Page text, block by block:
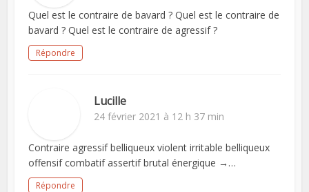
Quel est le contraire de bavard ? Quel est le contraire de
bavard ? Quel est le contraire de agressif ?
Répondre
Lucille
24 février 2021 à 12 h 37 min
Contraire agressif belliqueux violent irritable belliqueux
offensif combatif assertif brutal énergique →…
Répondre